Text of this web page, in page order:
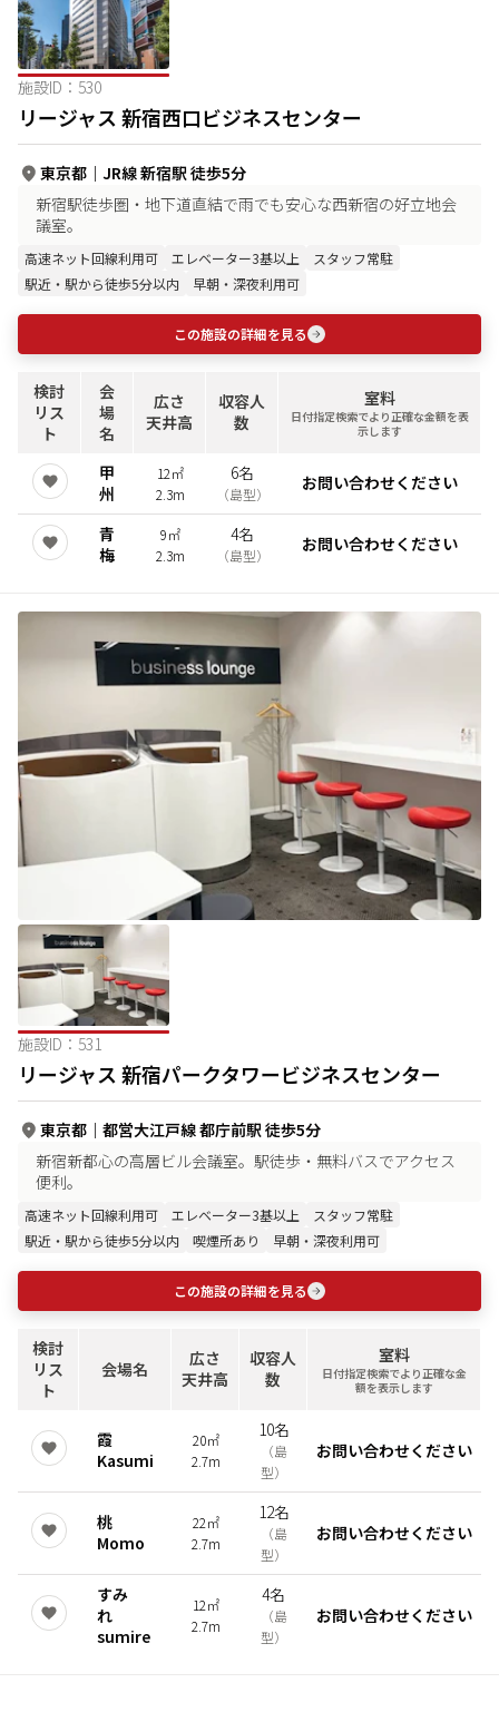
施設ID： 530
リージャス 新宿西口ビジネスセンター
東京都 ｜ JR線 新宿駅 徒歩5分
新宿駅徒歩圏・地下道直結で雨でも安心な西新宿の好立地会
議室。
高速ネット回線利用可 エレベーター3基以上
スタッフ常駐
駅近・駅から徒歩5分以内
早朝・深夜利用可
この施設の詳細を見る
検討
リス
ト
会
場
名
広さ
天井高
収容人
数
室料
日付指定検索でより正確な金額を表
示します
甲
州
12㎡
2.3m
6名
（島型）
お問い合わせください
青
梅
9㎡
2.3m
4名
（島型）
お問い合わせください
施設ID： 531
リージャス 新宿パークタワービジネスセンター
東京都 ｜ 都営大江戸線 都庁前駅 徒歩5分
新宿新都心の高層ビル会議室。駅徒歩・無料バスでアクセス
便利。
高速ネット回線利用可 エレベーター3基以上
スタッフ常駐
駅近・駅から徒歩5分以内
喫煙所あり 早朝・深夜利用可
この施設の詳細を見る
検討
リス
ト
会場名
広さ
天井高
収容人
数
室料
日付指定検索でより正確な金
額を表示します
霞
Kasumi
20㎡
2.7m
10名
（島
型）
お問い合わせください
桃
Momo
22㎡
2.7m
12名
（島
型）
お問い合わせください
すみ
れ
sumire
12㎡
2.7m
4名
（島
型）
お問い合わせください